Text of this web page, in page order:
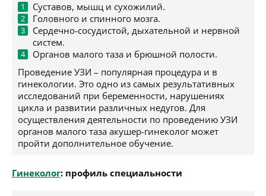
Суставов, мышц и сухожилий.
Головного и спинного мозга.
Сердечно-сосудистой, дыхательной и нервной
систем.
Органов малого таза и брюшной полости.
Проведение УЗИ – популярная процедура и в
гинекологии. Это одно из самых результативных
исследований при беременности, нарушениях
цикла и развитии различных недугов. Для
осуществления деятельности по проведению УЗИ
органов малого таза акушер-гинеколог может
пройти дополнительное обучение.
Гинеколог: профиль специальности